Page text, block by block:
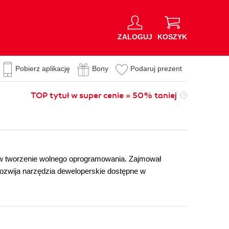
ZALOGUJ KOSZYK
Pobierz aplikację Bony Podaruj prezent
TOP tytuł w super cenie » 50% taniej
wolnego oprogramowania. Zajmował
narzędzia deweloperskie dostępne w